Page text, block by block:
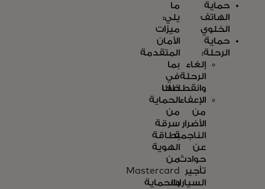
حماية
الهاتف
الخلوي
حماية
الرحلة:
إلغاء
الرحلة
وانقطاعها
الإعفاء
من
الأضرار
الناجمة
عن
حوادث
تأجير
السيارات
ما
يلي:
ميزات
الأمان
المتقدمة
بما
في
ذلك
الحماية
من
سرقة
بطاقة
الهوية
من
Mastercard
والحماية